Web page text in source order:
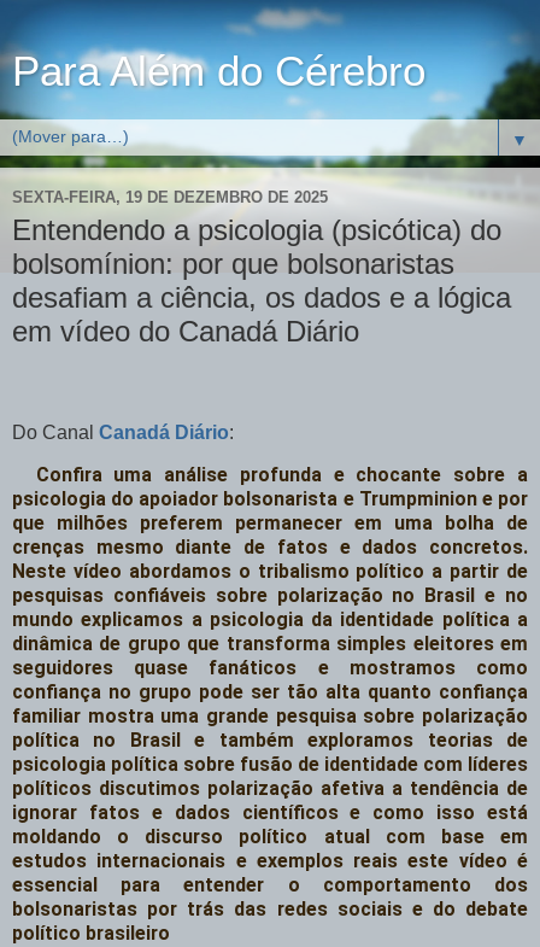
Para Além do Cérebro
▼
SEXTA-FEIRA, 19 DE DEZEMBRO DE 2025
Entendendo a psicologia (psicótica) do
bolsomínion: por que bolsonaristas
desafiam a ciência, os dados e a lógica
em vídeo do Canadá Diário
Do Canal Canadá Diário:
psicologia do apoiador bolsonarista e Trumpminion e por
que milhões preferem permanecer em uma bolha de
crenças mesmo diante de fatos e dados concretos.
Neste vídeo abordamos o tribalismo político a partir de
pesquisas confiáveis sobre polarização no Brasil e no
mundo explicamos a psicologia da identidade política a
dinâmica de grupo que transforma simples eleitores em
seguidores quase fanáticos e mostramos como
confiança no grupo pode ser tão alta quanto confiança
familiar mostra uma grande pesquisa sobre polarização
política no Brasil e também exploramos teorias de
psicologia política sobre fusão de identidade com líderes
políticos discutimos polarização afetiva a tendência de
ignorar fatos e dados científicos e como isso está
moldando o discurso político atual com base em
estudos internacionais e exemplos reais este vídeo é
essencial para entender o comportamento dos
bolsonaristas por trás das redes sociais e do debate
político brasileiro